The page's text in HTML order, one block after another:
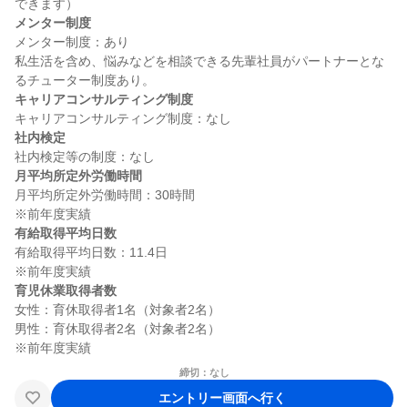
メンター制度
メンター制度：あり
私生活を含め、悩みなどを相談できる先輩社員がパートナーとな
キャリアコンサルティング制度
社内検定
月平均所定外労働時間
月平均所定外労働時間：30時間
有給取得平均日数
有給取得平均日数：11.4日
育児休業取得者数
女性：育休取得者1名（対象者2名）
男性：育休取得者2名（対象者2名）
締切：なし
エントリー画面へ行く